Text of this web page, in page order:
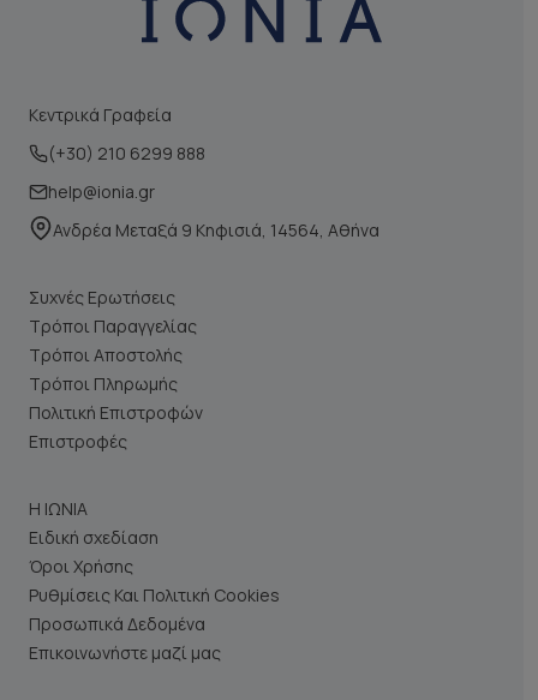
Κεντρικά Γραφεία
(+30) 210 6299 888
help@ionia.gr
Ανδρέα Μεταξά 9 Κηφισιά, 14564, Αθήνα
Συχνές Ερωτήσεις
Τρόποι Παραγγελίας
Τρόποι Αποστολής
Τρόποι Πληρωμής
Πολιτική Επιστροφών
Επιστροφές
Η ΙΩΝΙΑ
Ειδική σχεδίαση
Όροι Χρήσης
Ρυθμίσεις Και Πολιτική Cookies
Προσωπικά Δεδομένα
Επικοινωνήστε μαζί μας